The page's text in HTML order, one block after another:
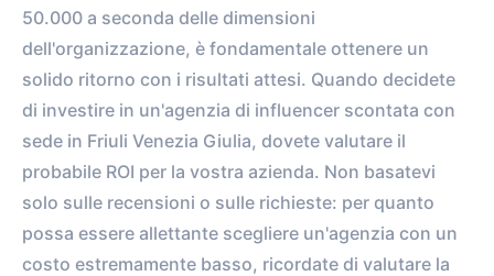
50.000 a seconda delle dimensioni
dell'organizzazione, è fondamentale ottenere un
solido ritorno con i risultati attesi. Quando decidete
di investire in un'agenzia di influencer scontata con
sede in Friuli Venezia Giulia, dovete valutare il
probabile ROI per la vostra azienda. Non basatevi
solo sulle recensioni o sulle richieste: per quanto
possa essere allettante scegliere un'agenzia con un
costo estremamente basso, ricordate di valutare la